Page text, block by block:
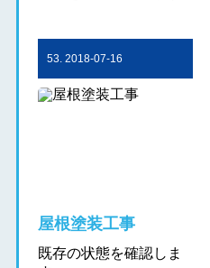
53. 2018-07-16
屋根塗装工事
既存の状態を確認しま